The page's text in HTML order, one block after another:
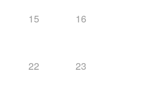
15 16
22 23